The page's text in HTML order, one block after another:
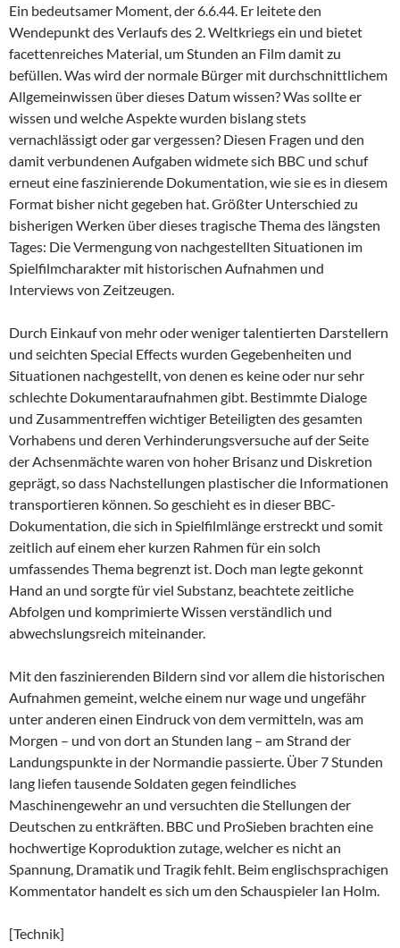
Ein bedeutsamer Moment, der 6.6.44. Er leitete den
Wendepunkt des Verlaufs des 2. Weltkriegs ein und bietet
facettenreiches Material, um Stunden an Film damit zu
befüllen. Was wird der normale Bürger mit durchschnittlichem
Allgemeinwissen über dieses Datum wissen? Was sollte er
wissen und welche Aspekte wurden bislang stets
vernachlässigt oder gar vergessen? Diesen Fragen und den
damit verbundenen Aufgaben widmete sich BBC und schuf
erneut eine faszinierende Dokumentation, wie sie es in diesem
Format bisher nicht gegeben hat. Größter Unterschied zu
bisherigen Werken über dieses tragische Thema des längsten
Tages: Die Vermengung von nachgestellten Situationen im
Spielfilmcharakter mit historischen Aufnahmen und
Interviews von Zeitzeugen.
Durch Einkauf von mehr oder weniger talentierten Darstellern
und seichten Special Effects wurden Gegebenheiten und
Situationen nachgestellt, von denen es keine oder nur sehr
schlechte Dokumentaraufnahmen gibt. Bestimmte Dialoge
und Zusammentreffen wichtiger Beteiligten des gesamten
Vorhabens und deren Verhinderungsversuche auf der Seite
der Achsenmächte waren von hoher Brisanz und Diskretion
geprägt, so dass Nachstellungen plastischer die Informationen
transportieren können. So geschieht es in dieser BBC-
Dokumentation, die sich in Spielfilmlänge erstreckt und somit
zeitlich auf einem eher kurzen Rahmen für ein solch
umfassendes Thema begrenzt ist. Doch man legte gekonnt
Hand an und sorgte für viel Substanz, beachtete zeitliche
Abfolgen und komprimierte Wissen verständlich und
abwechslungsreich miteinander.
Mit den faszinierenden Bildern sind vor allem die historischen
Aufnahmen gemeint, welche einem nur wage und ungefähr
unter anderen einen Eindruck von dem vermitteln, was am
Morgen – und von dort an Stunden lang – am Strand der
Landungspunkte in der Normandie passierte. Über 7 Stunden
lang liefen tausende Soldaten gegen feindliches
Maschinengewehr an und versuchten die Stellungen der
Deutschen zu entkräften. BBC und ProSieben brachten eine
hochwertige Koproduktion zutage, welcher es nicht an
Spannung, Dramatik und Tragik fehlt. Beim englischsprachigen
Kommentator handelt es sich um den Schauspieler Ian Holm.
[Technik]